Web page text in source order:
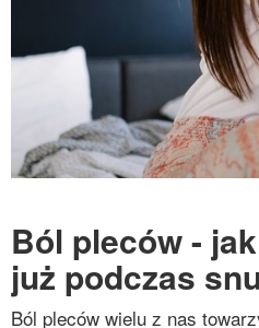
Ból pleców -
już podczas
Ból pleców wielu z nas